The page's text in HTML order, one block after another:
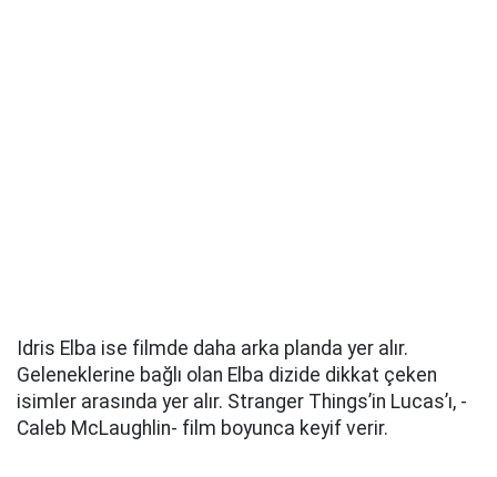
Idris Elba ise filmde daha arka planda yer alır.
Geleneklerine bağlı olan Elba dizide dikkat çeken
isimler arasında yer alır. Stranger Things’in Lucas’ı, -
Caleb McLaughlin- film boyunca keyif verir.